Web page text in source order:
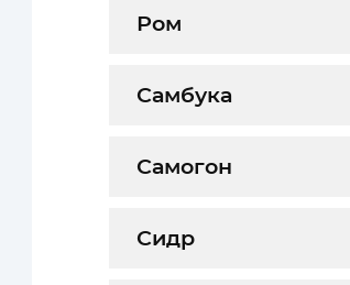
Ром
Самбука
Самогон
Сидр